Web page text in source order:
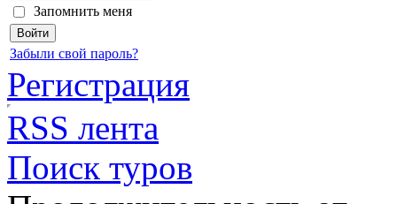
Запомнить меня
Забыли свой пароль?
Регистрация
RSS лента
Поиск туров